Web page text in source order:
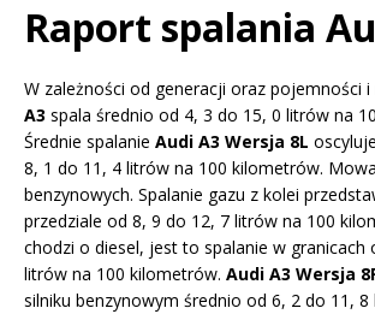
Raport spalania
W zależności od generacji oraz pojemności i
A3 spala średnio od 4, 3 do 15, 0 litrów na
Średnie spalanie Audi A3 Wersja 8L
8, 1 do 11, 4 litrów na 100 kilometrów.
benzynowych. Spalanie gazu z kolei
przedziale od 8, 9 do 12, 7 litrów na 100
chodzi o diesel, jest to spalanie w granicach
litrów na 100 kilometrów. Audi A3 Wersja
silniku benzynowym średnio od 6, 2 do 11,